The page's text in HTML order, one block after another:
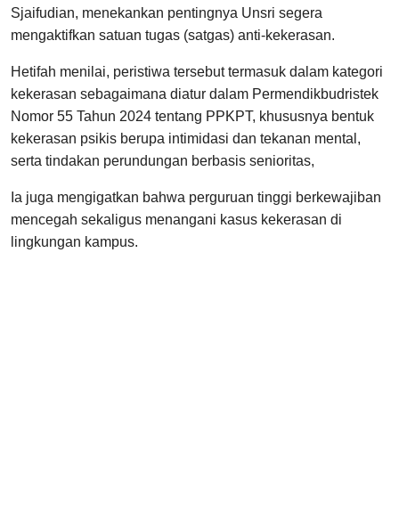
Sjaifudian, menekankan pentingnya Unsri segera
mengaktifkan satuan tugas (satgas) anti-kekerasan.
Hetifah menilai, peristiwa tersebut termasuk dalam kategori
kekerasan sebagaimana diatur dalam Permendikbudristek
Nomor 55 Tahun 2024 tentang PPKPT, khususnya bentuk
kekerasan psikis berupa intimidasi dan tekanan mental,
serta tindakan perundungan berbasis senioritas,
Ia juga mengigatkan bahwa perguruan tinggi berkewajiban
mencegah sekaligus menangani kasus kekerasan di
lingkungan kampus.